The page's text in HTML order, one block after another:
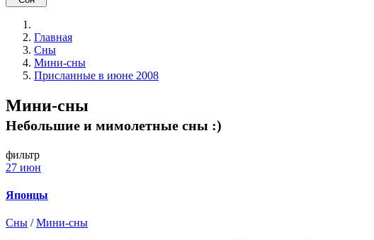
Главная
Сны
Мини-сны
Присланные в июне 2008
Мини-сны
Небольшие и мимолетные сны :)
фильтр
27 июн
Японцы
Сны /Мини-сны